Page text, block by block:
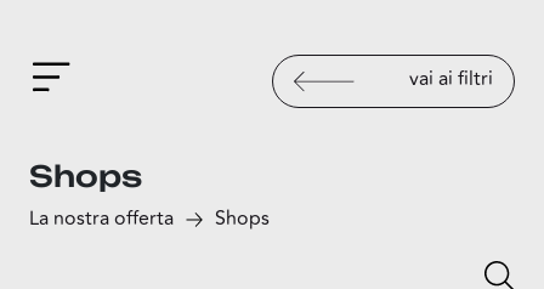
vai ai filtri
Shops
La nostra offerta Shops